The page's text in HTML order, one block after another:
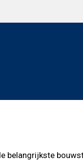
belangrijkste